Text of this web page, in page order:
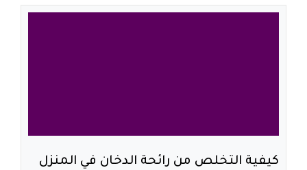
كيفية التخلص من رائحة الدخان في المنزل